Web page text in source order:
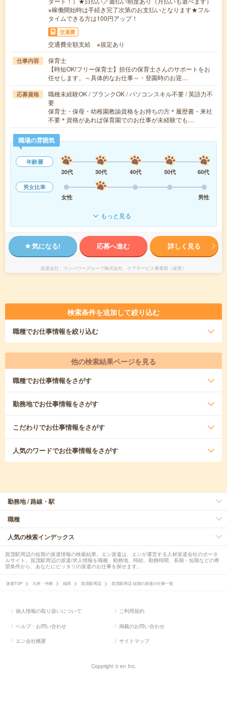
※稼働開始時は手続き完了次第のお支払いとなります★フル
タイムできる方は100円アップ！
交通費
交通費全額支給 ※規定あり
仕事内容
保育士
【時短OK!フリー保育士】担任の保育士さんのサポートをお
任せします。～具体的なお仕事～・登園時のお迎…
応募資格
職種未経験OK / ブランクOK / パソコンスキル不要 / 英語力不
要
保育士・保母・幼稚園教諭資格をお持ちの方＊履歴書・来社
不要＊資格があれば保育園でのお仕事が未経験でも…
職場の雰囲気
年齢層
20代
30代 40代 50代
60代
男女比率
女性
男性
もっと見る
気になる! 応募へ進む 詳しく見る
派遣会社 マンパワーグループ株式会社 ケアサービス事業部（保育）
検索条件を追加して絞り込む
職種でお仕事情報を絞り込む
他の検索結果ページを見る
職種でお仕事情報をさがす
勤務地でお仕事情報をさがす
こだわりでお仕事情報をさがす
人気のワードでお仕事情報をさがす
勤務地 / 路線・駅
職種
人気の検索インデックス
賀茂駅周辺の短期の派遣情報の検索結果。エン派遣は、エンが運営する人材派遣会社のポータ
ルサイト。賀茂駅周辺の派遣/求人情報を職種、勤務地、時給、勤務時間、長期・短期などの希
望条件から、あなたにピッタリの派遣のお仕事を探せます。
派遣TOP 九州・沖縄 福岡 賀茂駅周辺 賀茂駅周辺 短期の派遣の仕事一覧
個人情報の取り扱いについて ご利用規約
ヘルプ・お問い合わせ 掲載のお問い合わせ
エン会社概要 サイトマップ
Copyright © en Inc.